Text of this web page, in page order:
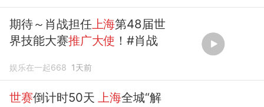
期待～肖战担任上海第48届世
界技能大赛推广大使 ！#肖战
娱乐在一起668 1天前
世赛倒计时50天 上海全城“解